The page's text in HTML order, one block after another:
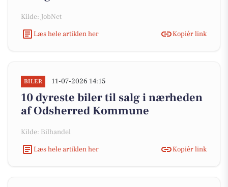
Kilde: JobNet
Læs hele artiklen her
Kopiér link
BILER 11-07-2026 14:15
10 dyreste biler til salg i nærheden
af Odsherred Kommune
Kilde: Bilhandel
Læs hele artiklen her
Kopiér link